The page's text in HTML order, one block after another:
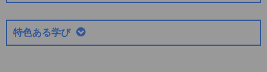
特色ある学び